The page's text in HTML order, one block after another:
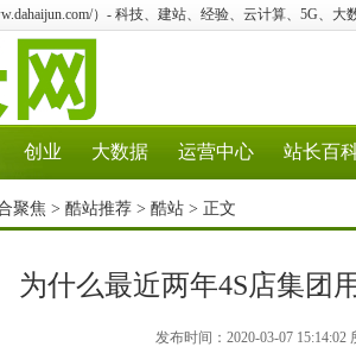
）- 科技、建站、经验、云计算、5G、大
创业 大数据 运营中心 站长百
聚焦 > 酷站推荐 > 酷站 > 正文
为什么最近两年4S店集团
发布时间：2020-03-07